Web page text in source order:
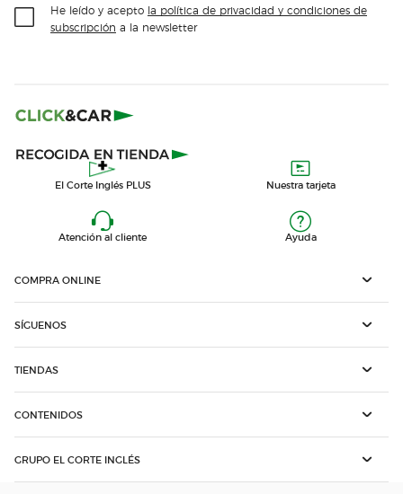
He leído y acepto la política de privacidad y condiciones de
subscripción a la newsletter
El Corte Inglés PLUS Nuestra tarjeta
Atención al cliente Ayuda
COMPRA ONLINE
SÍGUENOS
TIENDAS
CONTENIDOS
GRUPO EL CORTE INGLÉS